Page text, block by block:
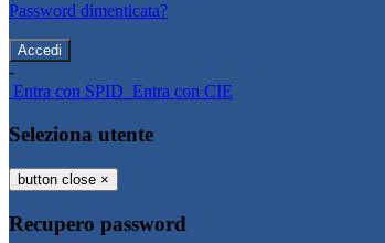
Password dimenticata?
-
Entra con SPID Entra con CIE
Seleziona utente
button close ×
Recupero password